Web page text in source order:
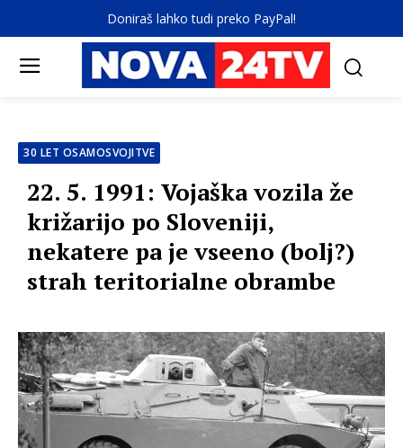
Doniraš lahko tudi preko PayPal!
30 LET OSAMOSVOJITVE
22. 5. 1991: Vojaška vozila že
križarijo po Sloveniji,
nekatere pa je vseeno (bolj?)
strah teritorialne obrambe